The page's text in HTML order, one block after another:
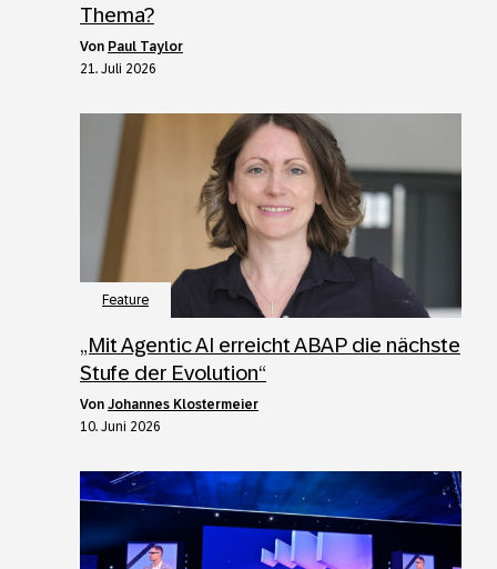
Thema?
von Paul Taylor
21. Juli 2026
Feature
„Mit Agentic AI erreicht ABAP die nächste
Stufe der Evolution“
von Johannes Klostermeier
10. Juni 2026